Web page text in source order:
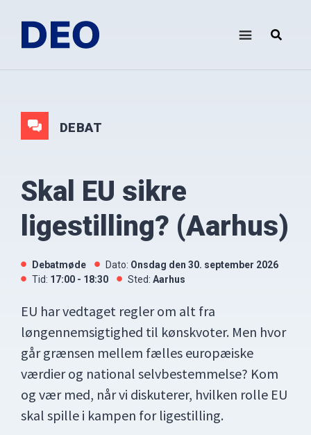
indhold
direkte
footer
Oplysningsforbundet
DEBAT
Skal EU sikre
ligestilling? (Aarhus)
Debatmøde Dato:
onsdag den 30. september 2026
Tid: 17:00 - 18:30 Sted: Aarhus
EU har vedtaget regler om alt fra
løngennemsigtighed til kønskvoter. Men hvor
går grænsen mellem fælles europæiske
værdier og national selvbestemmelse? Kom
og vær med, når vi diskuterer, hvilken rolle EU
skal spille i kampen for ligestilling.